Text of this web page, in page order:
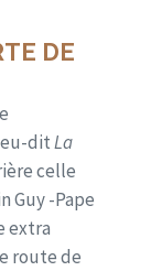
DE
ditLa
celle
Guy -Pape
extra
route de